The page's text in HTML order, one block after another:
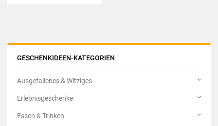
GESCHENKIDEEN-KATEGORIEN
Ausgefallenes & Witziges
Erlebnisgeschenke
Essen & Trinken